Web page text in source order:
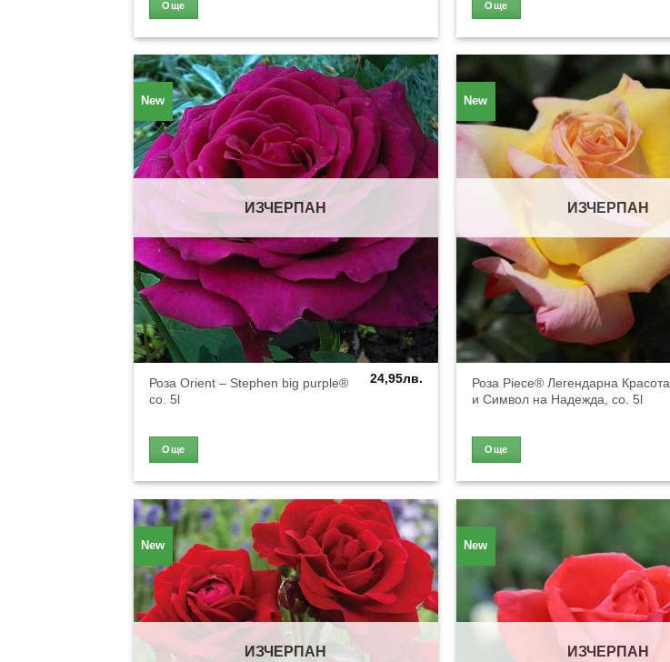
Още Още
New
ИЗЧЕРПАН
Роза Orient – Stephen big purple®
co. 5l
24,95лв.
Още
New
ИЗЧЕРПАН
Роза Piece® Легендарна Красота
и Символ на Надежда, co. 5l
Още
New
ИЗЧЕРПАН
New
ИЗЧЕРПАН